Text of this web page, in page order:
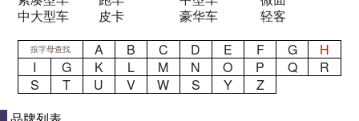
中大型车
皮卡 豪华车 轻客
按字母查找 A B C D E F G
H
I
G K L M N O P Q
R
S
T U V W S Y
Z